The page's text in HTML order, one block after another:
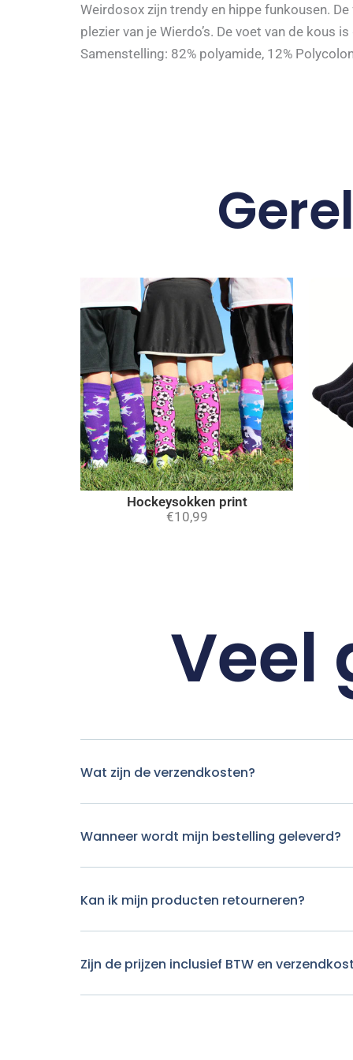
Weirdosox zijn trendy en hippe funkousen.
plezier van je Wierdo’s. De voet van de kous
Samenstelling: 82% polyamide, 12%
Hockeysokken print
€10,99
Veel
Wat zijn de verzendkosten?
Wanneer wordt mijn bestelling geleverd?
Kan ik mijn producten retourneren?
Zijn de prijzen inclusief BTW en